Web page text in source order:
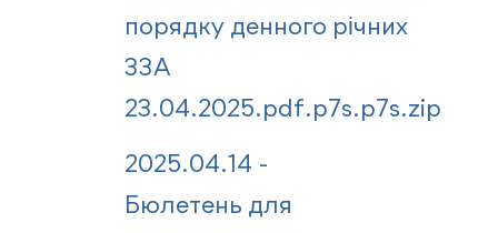
порядку денного річних
ЗЗА
23.04.2025.pdf.p7s.p7s.zip
2025.04.14 -
Бюлетень для